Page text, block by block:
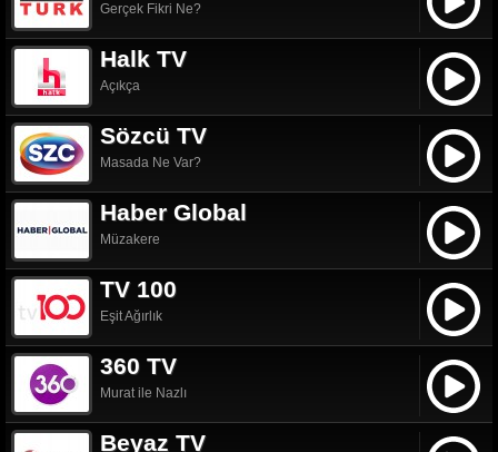
Gerçek Fikri Ne?
Halk TV
Açıkça
Sözcü TV
Masada Ne Var?
Haber Global
Müzakere
TV 100
Eşit Ağırlık
360 TV
Murat ile Nazlı
Beyaz TV